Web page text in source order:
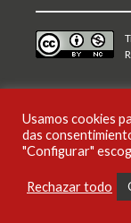
Usamos cookies
das
"Configurar"
Rechazar todo